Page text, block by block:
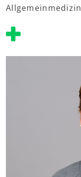
Allgemeinmedizin